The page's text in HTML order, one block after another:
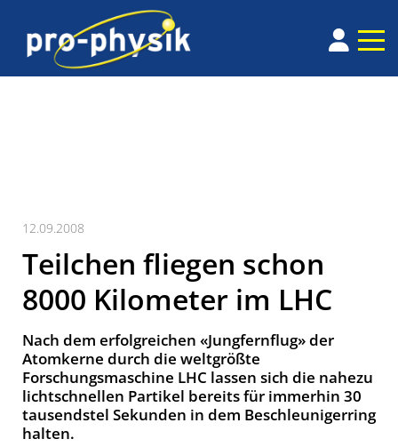
12.09.2008
Teilchen fliegen schon
8000 Kilometer im LHC
Nach dem erfolgreichen «Jungfernflug» der
Atomkerne durch die weltgrößte
Forschungsmaschine LHC lassen sich die nahezu
lichtschnellen Partikel bereits für immerhin 30
tausendstel Sekunden in dem Beschleunigerring
halten.